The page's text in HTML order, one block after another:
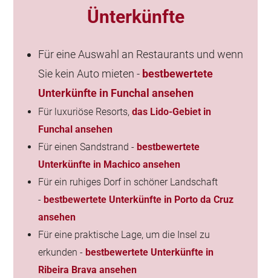
Ünterkünfte
Für eine Auswahl an Restaurants und wenn
Sie kein Auto mieten - bestbewertete
Unterkünfte in Funchal ansehen
Für luxuriöse Resorts,das Lido-Gebiet in
Funchal ansehen
Für einen Sandstrand -bestbewertete
Unterkünfte in Machico ansehen
Für ein ruhiges Dorf in schöner Landschaft
-bestbewertete Unterkünfte in Porto da Cruz
ansehen
Für eine praktische Lage, um die Insel zu
erkunden -bestbewertete Unterkünfte in
Ribeira Brava ansehen